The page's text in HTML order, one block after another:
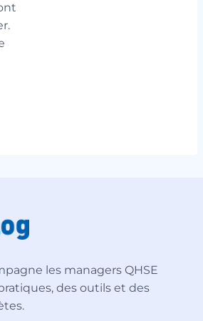
les managers QHSE
des outils et des